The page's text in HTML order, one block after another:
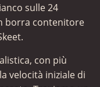
sulle 24
borra contenitore
con più
velocità iniziale di